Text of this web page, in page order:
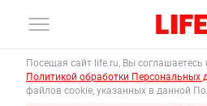
Посещая сайт life.ru, Вы соглашаетесь
Политикой обработки Персональных
файлов cookie, указанных в данной